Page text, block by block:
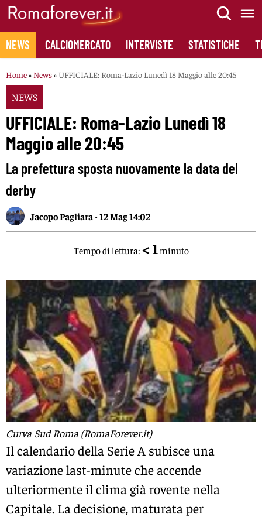
Skip
content
NEWS CALCIOMERCATO INTERVISTE STATISTICHE
Home» News»UFFICIALE: Roma-Lazio Lunedì 18 Maggio alle 20:45
NEWS
UFFICIALE: Roma-Lazio Lunedì 18
Maggio alle 20:45
La prefettura sposta nuovamente la data del
derby
Jacopo Pagliara -12 Mag 14:02
Tempo di lettura: < 1 minuto
Curva Sud Roma (RomaForever.it)
Il calendario della Serie A subisce una
variazione last-minute che accende
ulteriormente il clima già rovente nella
Capitale. La decisione, maturata per